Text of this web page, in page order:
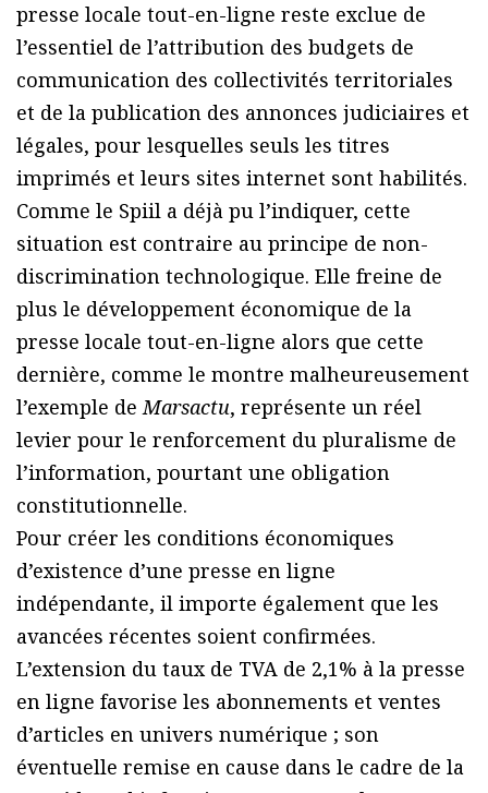
presse locale tout-en-ligne reste exclue de
l’essentiel de l’attribution des budgets de
communication des collectivités territoriales
et de la publication des annonces judiciaires et
légales, pour lesquelles seuls les titres
imprimés et leurs sites internet sont habilités.
Comme le Spiil a déjà pu l’indiquer, cette
situation est contraire au principe de non-
discrimination technologique. Elle freine de
plus le développement économique de la
presse locale tout-en-ligne alors que cette
dernière, comme le montre malheureusement
l’exemple deMarsactu, représente un réel
levier pour le renforcement du pluralisme de
l’information, pourtant une obligation
constitutionnelle.
Pour créer les conditions économiques
d’existence d’une presse en ligne
indépendante, il importe également que les
avancées récentes soient confirmées.
L’extension du taux de TVA de 2,1% à la presse
en ligne favorise les abonnements et ventes
d’articles en univers numérique ; son
éventuelle remise en cause dans le cadre de la